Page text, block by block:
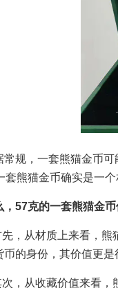
常规，一套熊猫金币
套熊猫金币确实是一
，57克的一套熊猫金
先，从材质上来看，熊
币的身份，其价值更
次，从收藏价值来看，